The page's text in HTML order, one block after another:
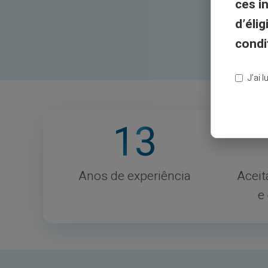
13
Anos de experiência
ces
J’ai